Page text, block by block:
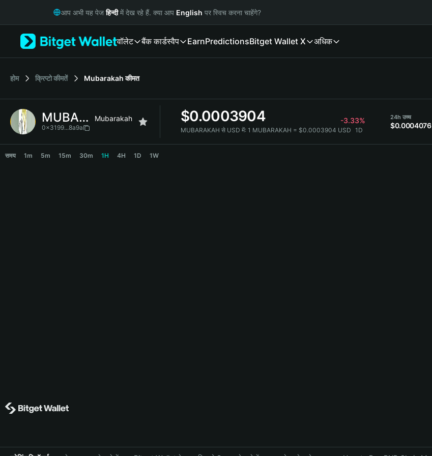
Русский
Italiano
简体中文
繁體中文
Bahasa Indonesia
आप अभी यह पेजहिन्दीमें देख रहे हैं. क्या आप English पर स्विच करना चाहेंगे?
वॉलेट बैंक कार्डस्वैप EarnPredictionsBitget Wallet X अधिक
होम क्रिप्टो कीमतें Mubarakah कीमत
MUBARAKAH Mubarakah
0x3199...8a9a
$0.0003904 -3.33%
MUBARAKAH से USD में: 1 MUBARAKAH = $0.0003904 USD 1D
24h उच्च
$0.0004076
समय 1m 5m 15m 30m 1H 4H 1D 1W